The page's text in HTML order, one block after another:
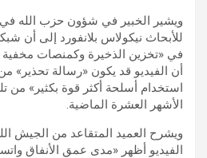
ويشير الخبير في شؤون حزب الله في
للأبحاث نيكولاس بلانفورد إلى أن
في «تخزين الذخيرة وكمنصات مخفية
أن الفيديو قد يكون «رسالة تحذير»
استخدام أسلحة أكثر قوة بكثير» من
الأشهر العشرة الماضية.
ويشرح العميد المتقاعد من الجيش
الفيديو أظهر «مدى عمق الأنفاق